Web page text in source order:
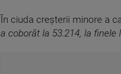
În ciuda creșterii minore a
a coborât la 53.214, la finele